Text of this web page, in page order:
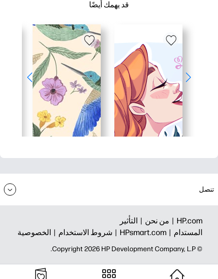
قد يهمك أيضًا
تنصل
HP.com | من نحن | التأثير
المستدام | HPsmart.com | شروط الاستخدام | الخصوصية
© Copyright 2026 HP Development Company, L.P.